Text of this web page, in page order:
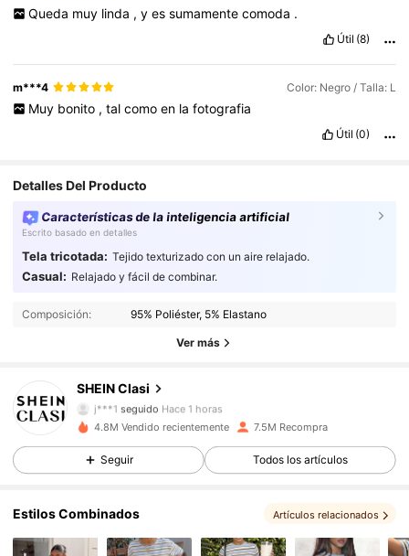
Queda muy linda , y es sumamente comoda .
Útil (8)
m***4 Color: Negro / Talla: L
Muy bonito , tal como en la fotografia
Útil (0)
Detalles Del Producto
Características de la inteligencia artificial
Escrito basado en detalles
Tela tricotada: Tejido texturizado con un aire relajado.
Casual: Relajado y fácil de combinar.
Composición: 95% Poliéster, 5% Elastano
Ver más
SHEIN Clasi
4.91 822K Seguidores
j***1 seguido Hace 1 horas
4.91
822K Seguidores
822K Seguidores
4.91 822K Seguidores
4.8M Vendido recientemente 7.5M Recompra
Seguir Todos los artículos
Estilos Combinados Artículos relacionados